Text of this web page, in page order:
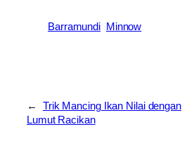
Barramundi Minnow
←
Trik Mancing Ikan Nilai dengan
Lumut Racikan